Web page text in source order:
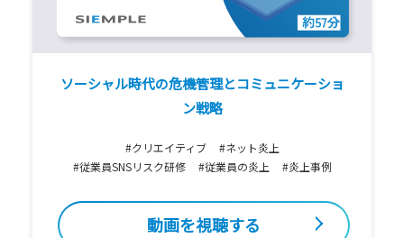
ソーシャル時代の危機管理とコミュニケーショ
ン戦略
#クリエイティブ
#ネット炎上
#従業員SNSリスク研修
#従業員の炎上 #炎上事例
動画を視聴する